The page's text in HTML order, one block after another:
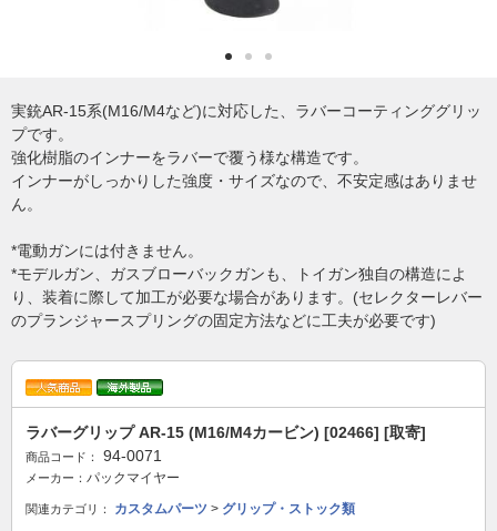
実銃AR-15系(M16/M4など)に対応した、ラバーコーティンググリッ
プです。
強化樹脂のインナーをラバーで覆う様な構造です。
インナーがしっかりした強度・サイズなので、不安定感はありませ
ん。
*電動ガンには付きません。
*モデルガン、ガスブローバックガンも、トイガン独自の構造によ
り、装着に際して加工が必要な場合があります。(セレクターレバー
のプランジャースプリングの固定方法などに工夫が必要です)
ラバーグリップ AR-15 (M16/M4カービン) [02466] [取寄]
商品コード： 94-0071
メーカー： パックマイヤー
関連カテゴリ： カスタムパーツ > グリップ・ストック類